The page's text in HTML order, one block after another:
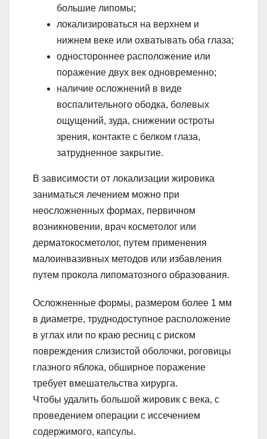
большие липомы;
локализироваться на верхнем и
нижнем веке или охватывать оба глаза;
одностороннее расположение или
поражение двух век одновременно;
наличие осложнений в виде
воспалительного ободка, болевых
ощущений, зуда, снижении остроты
зрения, контакте с белком глаза,
затрудненное закрытие.
В зависимости от локализации жировика
заниматься лечением можно при
неосложненных формах, первичном
возникновении, врач косметолог или
дерматокосметолог, путем применения
малоинвазивных методов или избавления
путем прокола липоматозного образования.
Осложненные формы, размером более 1 мм
в диаметре, труднодоступное расположение
в углах или по краю ресниц с риском
повреждения слизистой оболочки, роговицы
глазного яблока, обширное поражение
требует вмешательства хирурга.
Чтобы удалить большой жировик с века, с
проведением операции с иссечением
содержимого, капсулы.